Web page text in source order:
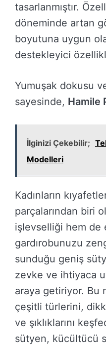
tasarlanmıştır.
döneminde artan
boyutuna uygun
destekleyici
Yumuşak dokusu
sayesinde, Hamile
İlginizi Çekebilir;
Modelleri
Kadınların
parçalarından biri
işlevselliği hem de
gardırobunuzu
sunduğu geniş
zevke ve ihtiyaca
araya getiriyor. Bu
çeşitli türlerini,
ve şıklıklarını
sütyen, kücültücü